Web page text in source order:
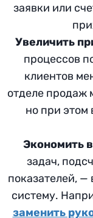
заявки или
Увеличить
процессов
клиентов
отделе продаж
но при этом
Экономить
задач,
показателей, —
систему.
заменить